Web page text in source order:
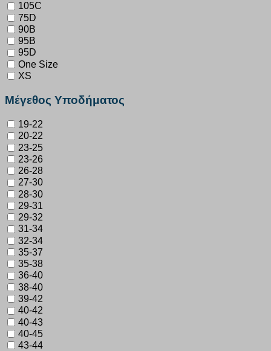
105C
75D
90B
95B
95D
One Size
XS
Μέγεθος Υποδήματος
19-22
20-22
23-25
23-26
26-28
27-30
28-30
29-31
29-32
31-34
32-34
35-37
35-38
36-40
38-40
39-42
40-42
40-43
40-45
43-44